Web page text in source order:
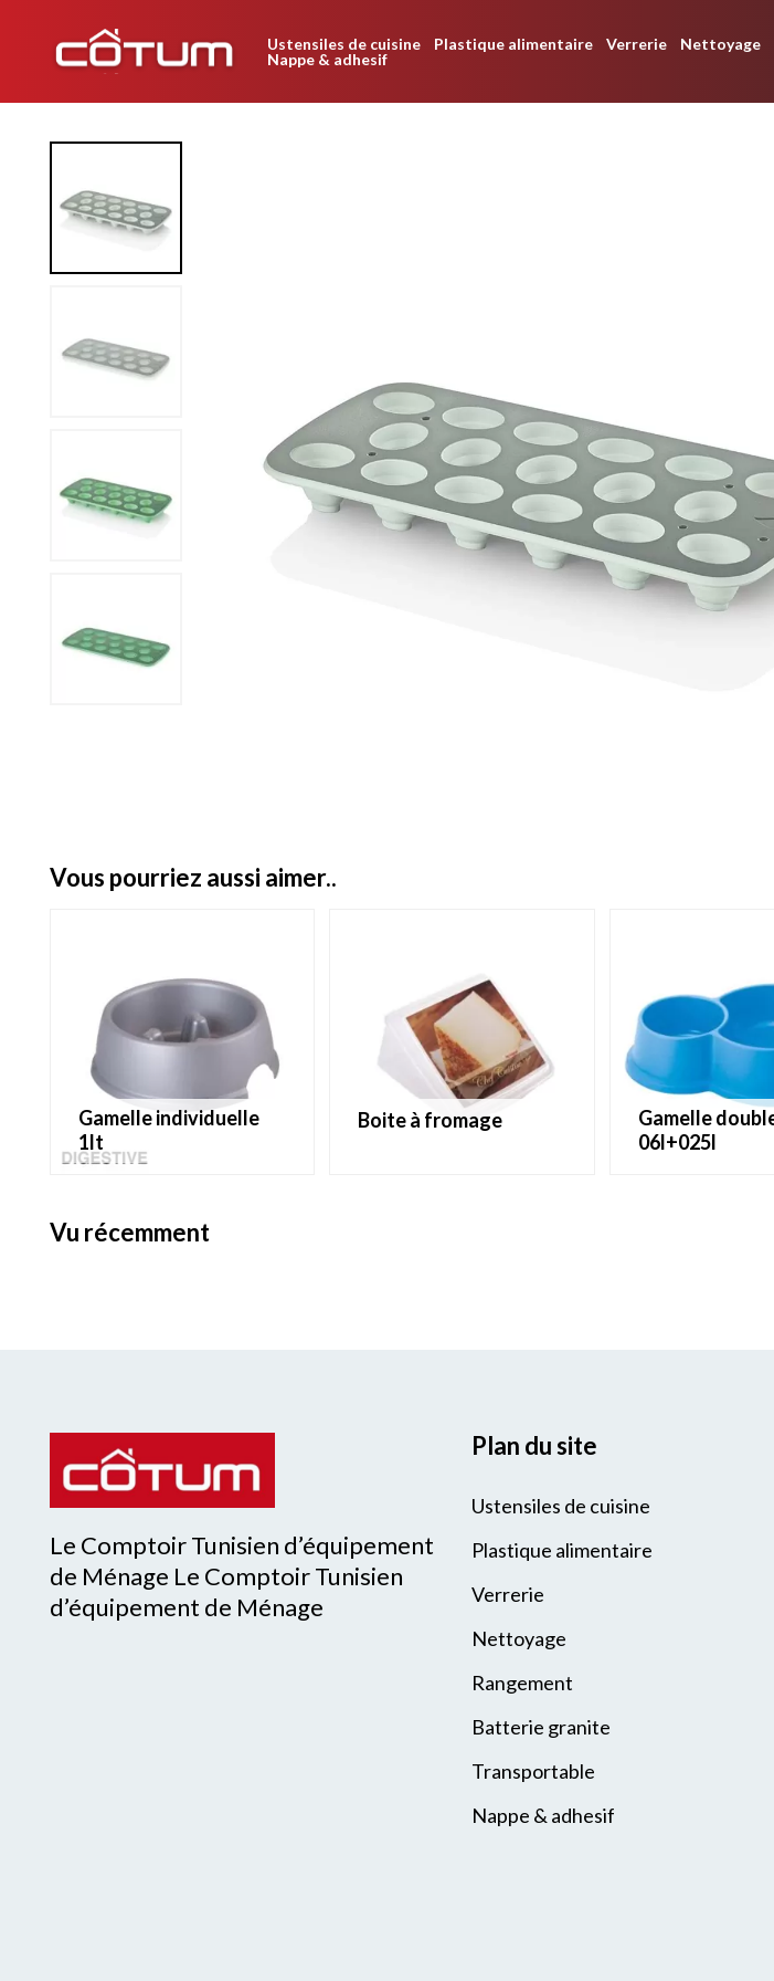
Ustensiles de cuisine Plastique alimentaire Verrerie Nettoyage
Nappe & adhesif
vous pourriez aussi aimer..
gamelle individuelle
1lt
boite à fromage
gamelle double
06l+025l
vu récemment
Le Comptoir Tunisien d’équipement
de Ménage Le Comptoir Tunisien
d’équipement de Ménage
Plan du site
Ustensiles de cuisine
Plastique alimentaire
Verrerie
Nettoyage
Rangement
Batterie granite
Transportable
Nappe & adhesif